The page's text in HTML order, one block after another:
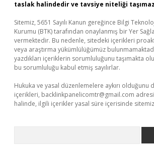
taslak halindedir ve tavsiye niteliği
Sitemiz, 5651 Sayılı Kanun gereğince Bilgi
Kurumu (BTK) tarafından onaylanmış bir Yer
vermektedir. Bu nedenle, sitedeki içerikleri
veya araştırma yükümlülüğümüz
yazdıkları içeriklerin sorumluluğunu taşımakta
bu sorumluluğu kabul etmiş sayılırlar.
Hukuka ve yasal düzenlemelere aykırı olduğunu
içerikleri, backlinkpanelicomtr@gmail.com
halinde, ilgili içerikler yasal süre içerisinde